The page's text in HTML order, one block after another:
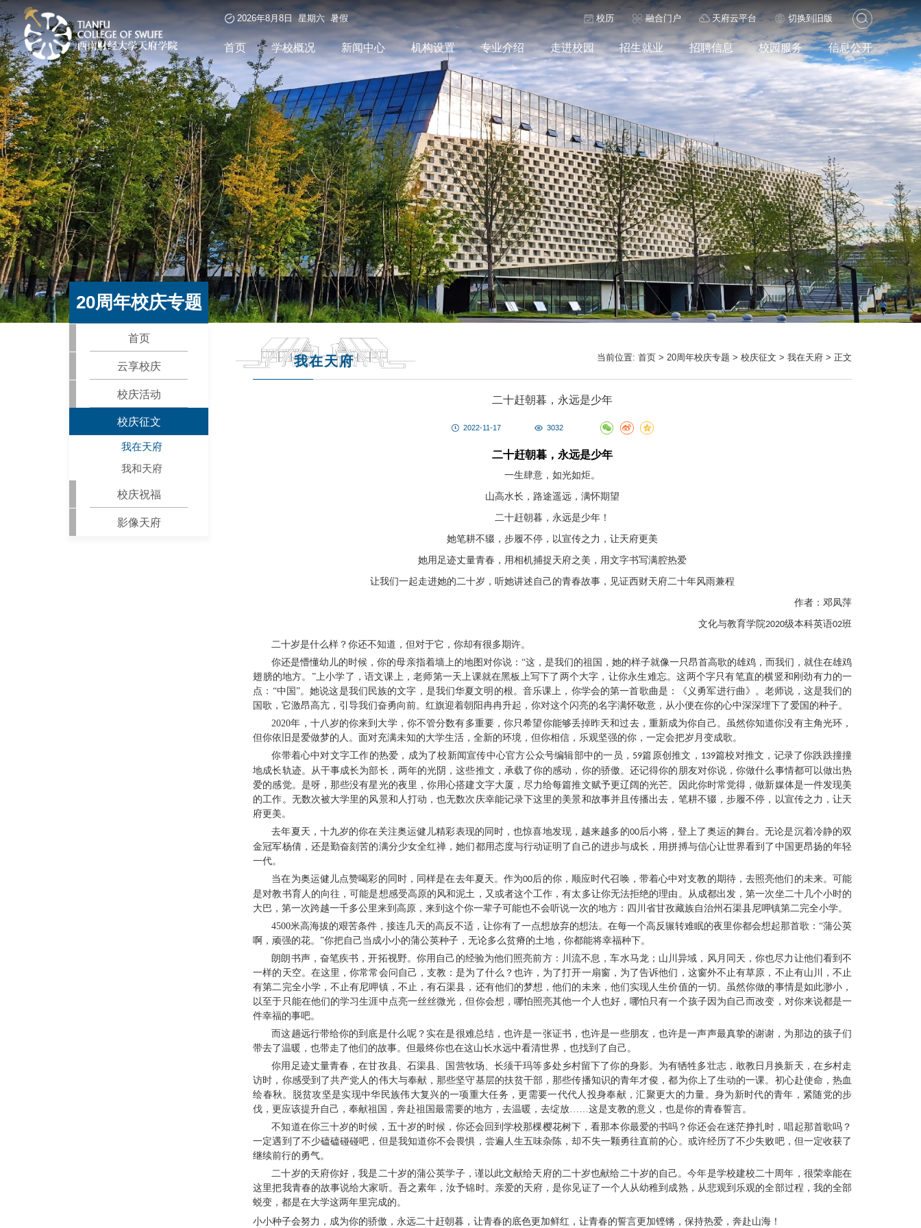
2026年8月8日 星期六 暑假 校历 融合门户 天府云平台 切换到旧版
首页 学校概况 新闻中心 机构设置 专业介绍 走进校园 招生就业 招聘信息 校园服务 信息公开
20周年校庆专题
首页
云享校庆
校庆活动
校庆征文
我在天府
我和天府
校庆祝福
影像天府
我在天府 当前位置:首页 >20周年校庆专题 >校庆征文 >我在天府 > 正文
二十赶朝暮，永远是少年
2022-11-17 3032
二十赶朝暮，永远是少年
一生肆意，如光如炬。
山高水长，路途遥远，满怀期望
二十赶朝暮，永远是少年！
她笔耕不辍，步履不停，以宣传之力，让天府更美
她用足迹丈量青春，用相机捕捉天府之美，用文字书写满腔热爱
让我们一起走进她的二十岁，听她讲述自己的青春故事，见证西财天府二十年风雨兼程
作者：邓凤萍
文化与教育学院2020级本科英语02班
二十岁是什么样？你还不知道，但对于它，你却有很多期许。
你还是懵懂幼儿的时候，你的母亲指着墙上的地图对你说：“这，是我们的祖国，她的样子就像一只昂首高歌的雄鸡，而我们，就住在雄鸡
翅膀的地方。”上小学了，语文课上，老师第一天上课就在黑板上写下了两个大字，让你永生难忘。这两个字只有笔直的横竖和刚劲有力的一
点：“中国”。她说这是我们民族的文字，是我们华夏文明的根。音乐课上，你学会的第一首歌曲是：《义勇军进行曲》。老师说，这是我们的
国歌，它激昂高亢，引导我们奋勇向前。红旗迎着朝阳冉冉升起，你对这个闪亮的名字满怀敬意，从小便在你的心中深深埋下了爱国的种子。
2020年，十八岁的你来到大学，你不管分数有多重要，你只希望你能够丢掉昨天和过去，重新成为你自己。虽然你知道你没有主角光环，
但你依旧是爱做梦的人。面对充满未知的大学生活，全新的环境，但你相信，乐观坚强的你，一定会把岁月变成歌。
你带着心中对文字工作的热爱，成为了校新闻宣传中心官方公众号编辑部中的一员， 59篇原创推文， 139篇校对推文，记录了你跌跌撞撞
地成长轨迹。从干事成长为部长，两年的光阴，这些推文，承载了你的感动，你的骄傲。还记得你的朋友对你说，你做什么事情都可以做出热
爱的感觉。是呀，那些没有星光的夜里，你用心搭建文字大厦，尽力给每篇推文赋予更辽阔的光芒。因此你时常觉得，做新媒体是一件发现美
的工作。无数次被大学里的风景和人打动，也无数次庆幸能记录下这里的美景和故事并且传播出去，笔耕不辍，步履不停，以宣传之力，让天
府更美。
去年夏天，十九岁的你在关注奥运健儿精彩表现的同时，也惊喜地发现，越来越多的00后小将，登上了奥运的舞台。无论是沉着冷静的双
金冠军杨倩，还是勤奋刻苦的满分少女全红禅，她们都用态度与行动证明了自己的进步与成长，用拼搏与信心让世界看到了中国更昂扬的年轻
一代。
当在为奥运健儿点赞喝彩的同时，同样是在去年夏天。作为00后的你，顺应时代召唤，带着心中对支教的期待，去照亮他们的未来。可能
是对教书育人的向往，可能是想感受高原的风和泥土，又或者这个工作，有太多让你无法拒绝的理由。从成都出发，第一次坐二十几个小时的
大巴，第一次跨越一千多公里来到高原，来到这个你一辈子可能也不会听说一次的地方：四川省甘孜藏族自治州石渠县尼呷镇第二完全小学。
4500米高海拔的艰苦条件，接连几天的高反不适，让你有了一点想放弃的想法。在每一个高反辗转难眠的夜里你都会想起那首歌：“蒲公英
啊，顽强的花。”你把自己当成小小的蒲公英种子，无论多么贫瘠的土地，你都能将幸福种下。
朗朗书声，奋笔疾书，开拓视野。你用自己的经验为他们照亮前方：川流不息，车水马龙；山川异域，风月同天，你也尽力让他们看到不
一样的天空。在这里，你常常会问自己，支教：是为了什么？也许，为了打开一扇窗，为了告诉他们，这窗外不止有草原，不止有山川，不止
有第二完全小学，不止有尼呷镇，不止，有石渠县，还有他们的梦想，他们的未来，他们实现人生价值的一切。虽然你做的事情是如此渺小，
以至于只能在他们的学习生涯中点亮一丝丝微光，但你会想，哪怕照亮其他一个人也好，哪怕只有一个孩子因为自己而改变，对你来说都是一
件幸福的事吧。
而这趟远行带给你的到底是什么呢？实在是很难总结，也许是一张证书，也许是一些朋友，也许是一声声最真挚的谢谢，为那边的孩子们
带去了温暖，也带走了他们的故事。但最终你也在这山长水远中看清世界，也找到了自己。
你用足迹丈量青春，在甘孜县、石渠县、国营牧场、长须干玛等多处乡村留下了你的身影。为有牺牲多壮志，敢教日月换新天，在乡村走
访时，你感受到了共产党人的伟大与奉献，那些坚守基层的扶贫干部，那些传播知识的青年才俊，都为你上了生动的一课。初心赴使命，热血
绘春秋。脱贫攻坚是实现中华民族伟大复兴的一项重大任务，更需要一代代人投身奉献，汇聚更大的力量。身为新时代的青年，紧随党的步
伐，更应该提升自己，奉献祖国，奔赴祖国最需要的地方，去温暖，去绽放……这是支教的意义，也是你的青春誓言。
不知道在你三十岁的时候，五十岁的时候，你还会回到学校那棵樱花树下，看那本你最爱的书吗？你还会在迷茫挣扎时，唱起那首歌吗？
一定遇到了不少磕磕碰碰吧，但是我知道你不会畏惧，尝遍人生五味杂陈，却不失一颗勇往直前的心。或许经历了不少失败吧，但一定收获了
继续前行的勇气。
二十岁的天府你好，我是二十岁的蒲公英学子，谨以此文献给天府的二十岁也献给二十岁的自己。今年是学校建校二十周年，很荣幸能在
这里把我青春的故事说给大家听。吾之素年，汝予锦时。亲爱的天府，是你见证了一个人从幼稚到成熟，从悲观到乐观的全部过程，我的全部
蜕变，都是在大学这两年里完成的。
小小种子会努力，成为你的骄傲，永远二十赶朝暮，让青春的底色更加鲜红，让青春的誓言更加铿锵，保持热爱，奔赴山海！